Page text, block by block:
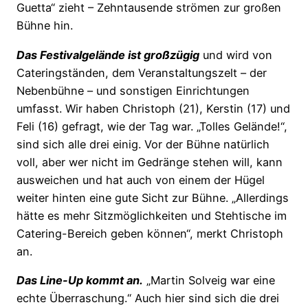
Guetta“ zieht – Zehntausende strömen zur großen
Bühne hin.
Das Festivalgelände ist großzügig und wird von
Cateringständen, dem Veranstaltungszelt – der
Nebenbühne – und sonstigen Einrichtungen
umfasst. Wir haben Christoph (21), Kerstin (17) und
Feli (16) gefragt, wie der Tag war. „Tolles Gelände!“,
sind sich alle drei einig. Vor der Bühne natürlich
voll, aber wer nicht im Gedränge stehen will, kann
ausweichen und hat auch von einem der Hügel
weiter hinten eine gute Sicht zur Bühne. „Allerdings
hätte es mehr Sitzmöglichkeiten und Stehtische im
Catering-Bereich geben können“, merkt Christoph
an.
Das Line-Up kommt an. „Martin Solveig war eine
echte Überraschung.“ Auch hier sind sich die drei